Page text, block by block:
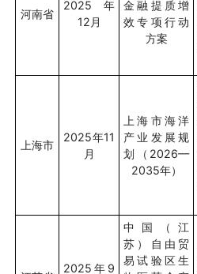
河南省
2025 年
12 月
金融提质增
效专项行动
方案
上海市
2025年11
月
上海市海洋
产业发展规
划（ 2026—
2035年）
2025 年 9
中国（江
苏）自由贸
易试验区生